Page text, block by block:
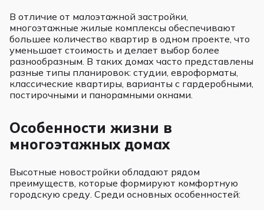
В отличие от малоэтажной застройки,
многоэтажные жилые комплексы обеспечивают
большее количество квартир в одном проекте, что
уменьшает стоимость и делает выбор более
разнообразным. В таких домах часто представлены
разные типы планировок: студии, евроформаты,
классические квартиры, варианты с гардеробными,
постирочными и панорамными окнами.
Особенности жизни в
многоэтажных домах
Высотные новостройки обладают рядом
преимуществ, которые формируют комфортную
городскую среду. Среди основных особенностей: